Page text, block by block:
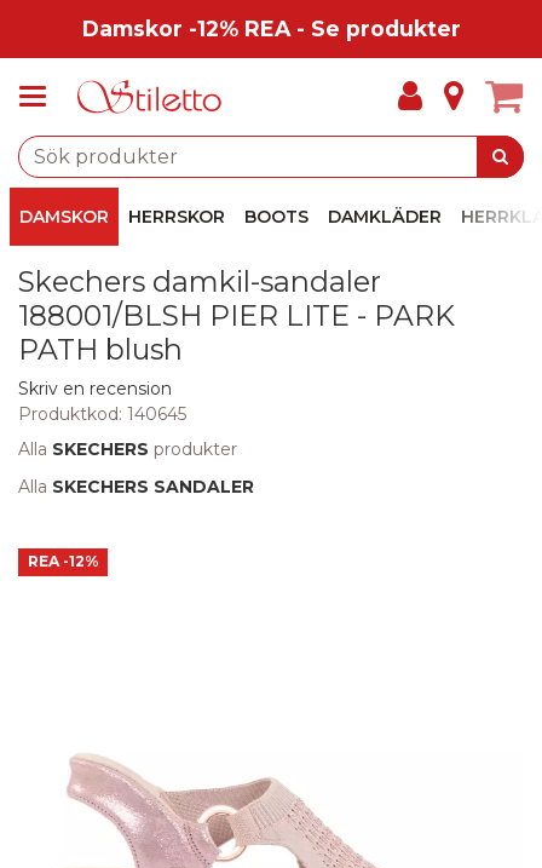
Damskor -12% REA - Se produkter
DAMSKOR HERRSKOR BOOTS DAMKLÄDER
Skechers damkil-sandaler
188001/BLSH PIER LITE - PARK
PATH blush
Skriv en recension
Produktkod: 140645
Alla SKECHERS produkter
Alla SKECHERS SANDALER
REA -12%